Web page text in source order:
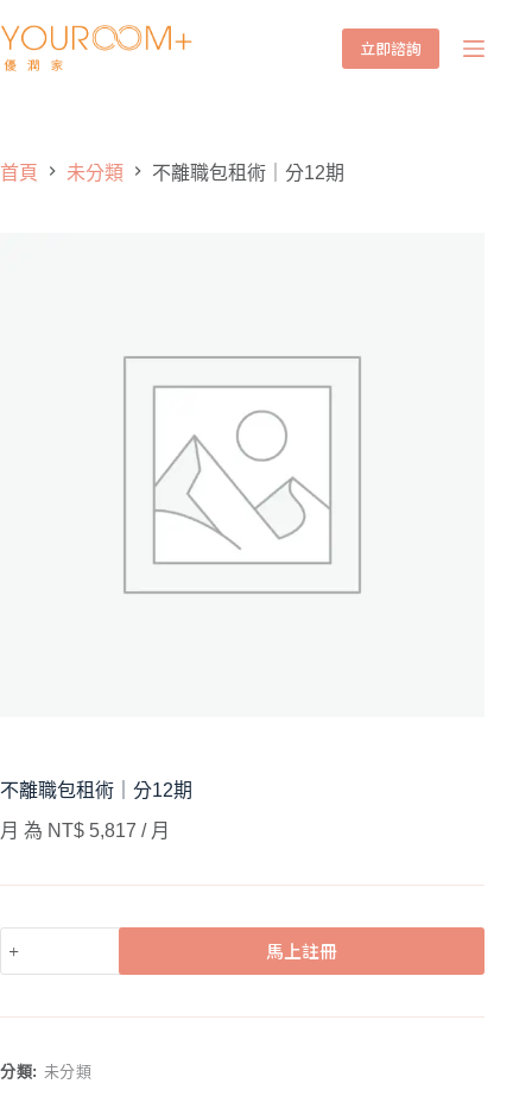
立即諮詢
首頁 未分類 不離職包租術｜分12期
不離職包租術｜分12期
月 為 NT$ 5,817 / 月
馬上註冊
L
E
分類: 未分類